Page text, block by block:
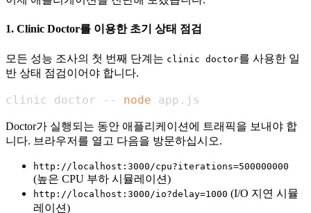
1. Clinic Doctor를 이용한 초기 상태 점검
모든 성능 조사의 첫 번째 단계는 clinic doctor를 사용한 일
반 상태 점검이어야 합니다.
clinic doctor -- node app.js
Doctor가 실행되는 동안 애플리케이션에 트래픽을 보내야 합
니다. 브라우저를 열고 다음을 방문하십시오.
http://localhost:3000/cpu?iterations=500000000
(높은 CPU 부하 시뮬레이션)
http://localhost:3000/io?delay=1000 (I/O 지연 시뮬
레이션)